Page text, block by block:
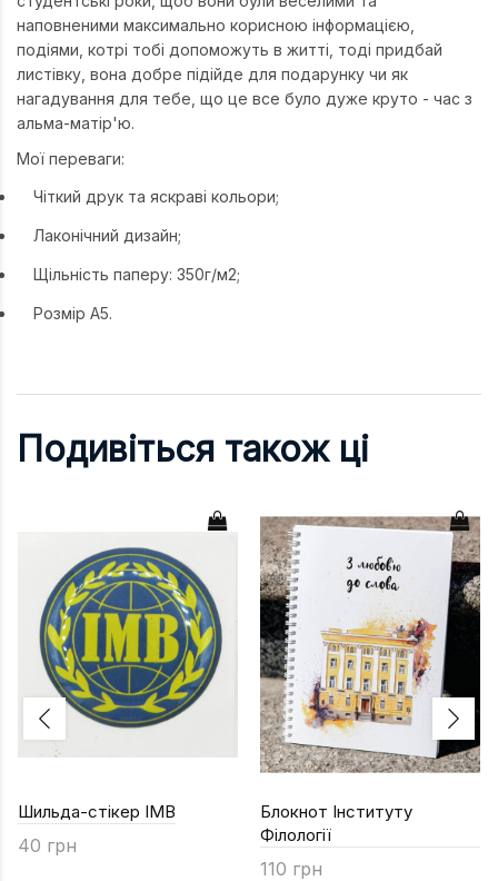
наповненими максимально корисною інформацією,
подіями, котрі тобі допоможуть в житті, тоді придбай
листівку, вона добре підійде для подарунку чи як
нагадування для тебе, що це все було дуже круто - час з
альма-матір'ю.
Мої переваги:
Чіткий друк та яскраві кольори;
Лаконічний дизайн;
Щільність паперу: 350г/м2;
Розмір А5.
Подивіться також ці
Шильда-стікер ІМВ
40 грн
Блокнот Інституту
Філології
110 грн